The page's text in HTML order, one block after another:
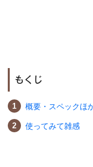
もくじ
概要・スペックほ
使ってみて雑感